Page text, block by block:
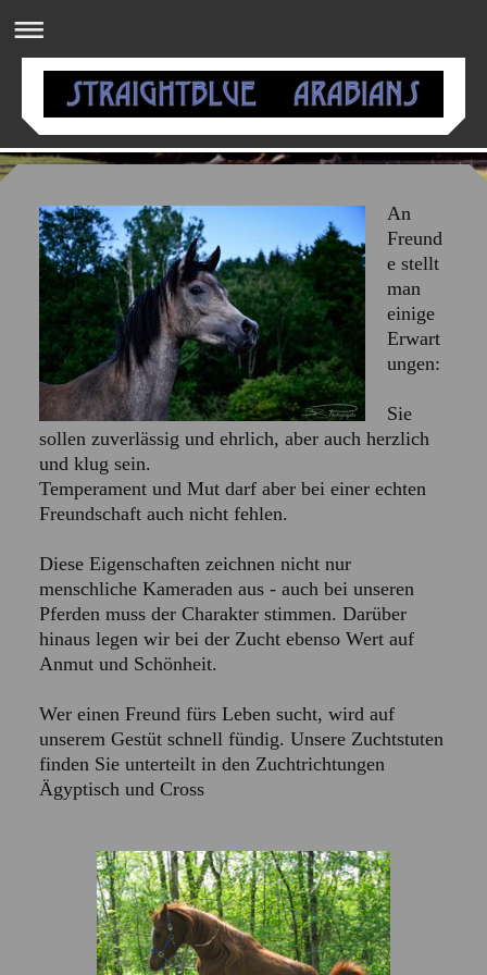
An
Freund
e stellt
man
einige
Erwart
ungen:
Sie
sollen zuverlässig und ehrlich, aber auch herzlich
und klug sein.
Temperament und Mut darf aber bei einer echten
Freundschaft auch nicht fehlen.
Diese Eigenschaften zeichnen nicht nur
menschliche Kameraden aus - auch bei unseren
Pferden muss der Charakter stimmen. Darüber
hinaus legen wir bei der Zucht ebenso Wert auf
Anmut und Schönheit.
Wer einen Freund fürs Leben sucht, wird auf
unserem Gestüt schnell fündig. Unsere Zuchtstuten
finden Sie unterteilt in den Zuchtrichtungen
Ägyptisch und Cross